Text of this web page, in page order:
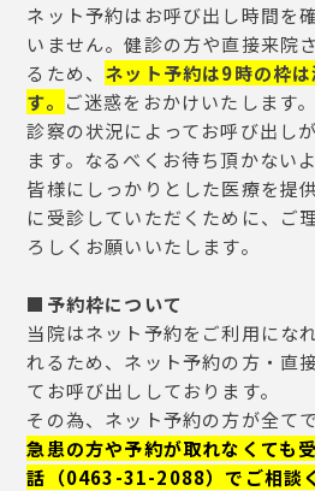
ネット予約はお呼び出し時間を
いません。健診の方や直接来院
るため、 ネット予約は9時の枠
す。 ご迷惑をおかけいたします。
診察の状況によってお呼び出し
ます。なるべくお待ち頂かない
皆様にしっかりとした医療を提
に受診していただくために、ご
ろしくお願いいたします。
■予約枠について
当院はネット予約をご利用にな
れるため、ネット予約の方・直
てお呼び出ししております。
その為、ネット予約の方が全て
急患の方や予約が取れなくても
話（0463-31-2088）でご相談く